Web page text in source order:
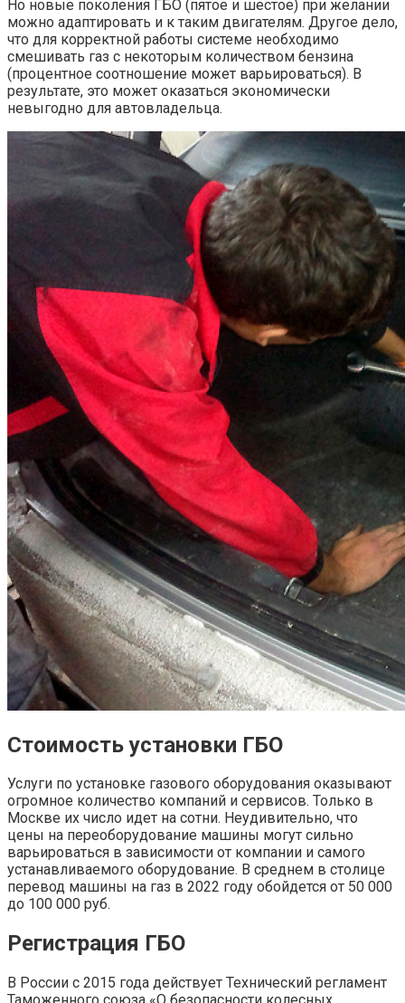
Но новые поколения ГБО (пятое и шестое) при желании
можно адаптировать и к таким двигателям. Другое дело,
что для корректной работы системе необходимо
смешивать газ с некоторым количеством бензина
(процентное соотношение может варьироваться). В
результате, это может оказаться экономически
невыгодно для автовладельца.
Стоимость установки ГБО
Услуги по установке газового оборудования оказывают
огромное количество компаний и сервисов. Только в
Москве их число идет на сотни. Неудивительно, что
цены на переоборудование машины могут сильно
варьироваться в зависимости от компании и самого
устанавливаемого оборудование. В среднем в столице
перевод машины на газ в 2022 году обойдется от 50 000
до 100 000 руб.
Регистрация ГБО
В России с 2015 года действует Технический регламент